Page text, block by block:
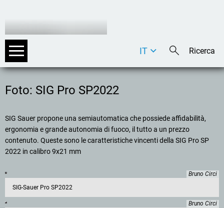
DE
IT
Foto: SIG Pro SP2022
SIG Sauer propone una semiautomatica che possiede affidabilità,
ergonomia e grande autonomia di fuoco, il tutto a un prezzo
contenuto. Queste sono le caratteristiche vincenti della SIG Pro SP
2022 in calibro 9x21 mm
Bruno Circi
SIG-Sauer Pro SP2022
Bruno Circi